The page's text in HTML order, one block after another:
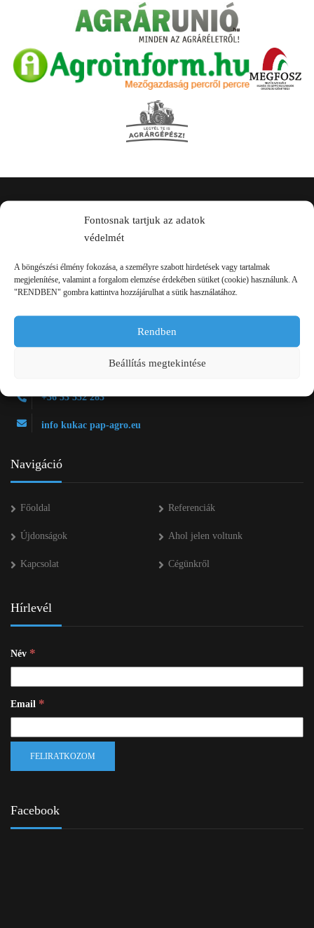
Fontosnak tartjuk az adatok
védelmét
A böngészési élmény fokozása, a személyre szabott hirdetések vagy tartalmak
megjelenítése, valamint a forgalom elemzése érdekében sütiket (cookie) használunk. A
"RENDBEN" gombra kattintva hozzájárulhat a sütik használatához.
Rendben
Beállítás megtekintése
+36 20 334 43 28
+36 53 552 283
info kukac pap-agro.eu
Navigáció
Főoldal Referenciák
Újdonságok Ahol jelen voltunk
Kapcsolat Cégünkről
Hírlevél
Név *
Email *
Facebook